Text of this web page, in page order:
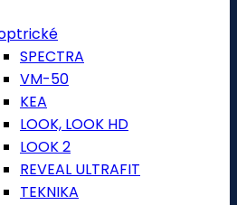
SPECTRA
VM-50
KEA
LOOK, LOOK HD
LOOK 2
REVEAL ULTRAFIT
TEKNIKA